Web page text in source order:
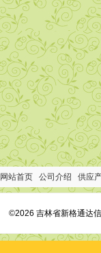
网站首页 公司介绍 供应
©2026 吉林省新格通达